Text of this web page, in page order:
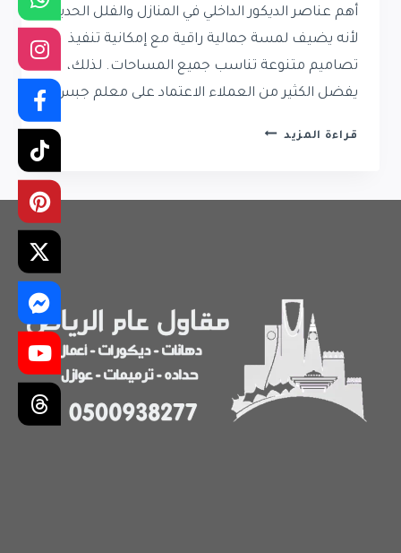
أهم عناصر الديكور الداخلي في المنازل والفلل الحديثة،
لأنه يضيف لمسة جمالية راقية مع إمكانية تنفيذ
تصاميم متنوعة تناسب جميع المساحات. لذلك،
يفضل الكثير من العملاء الاعتماد على معلم جبس…
قراءة المزيد معلم
بورد
حي
في
العارض